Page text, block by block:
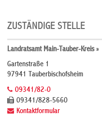
ZUSTÄNDIGE STELLE
Landratsamt Main-Tauber-Kreis »
Gartenstraße 1
97941 Tauberbischofsheim
09341/82-0
09341/828-5660
Kontaktformular